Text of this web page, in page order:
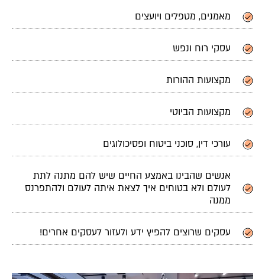
מאמנים, מטפלים ויועצים
עסקי רוח ונפש
מקצועות ההורות
מקצועות הביוטי
עורכי דין, סוכני ביטוח ופסיכולוגים
אנשים שהבינו באמצע החיים שיש להם מתנה לתת
לעולם ולא בטוחים איך לצאת איתה לעולם ולהתפרנס
ממנה
עסקים שרוצים להפיץ ידע ולעזור לעסקים אחרים!